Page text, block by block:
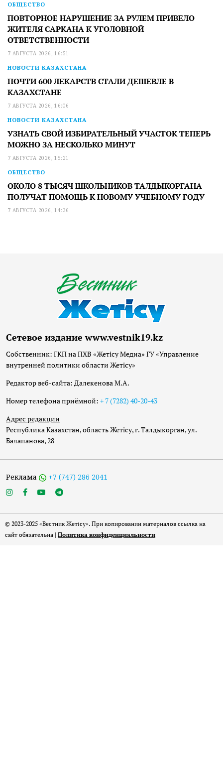
ОБЩЕСТВО
ПОВТОРНОЕ НАРУШЕНИЕ ЗА РУЛЕМ ПРИВЕЛО
ЖИТЕЛЯ САРКАНА К УГОЛОВНОЙ
ОТВЕТСТВЕННОСТИ
7 АВГУСТА 2026, 16:51
НОВОСТИ КАЗАХСТАНА
ПОЧТИ 600 ЛЕКАРСТВ СТАЛИ ДЕШЕВЛЕ В
КАЗАХСТАНЕ
7 АВГУСТА 2026, 16:06
НОВОСТИ КАЗАХСТАНА
УЗНАТЬ СВОЙ ИЗБИРАТЕЛЬНЫЙ УЧАСТОК ТЕПЕРЬ
МОЖНО ЗА НЕСКОЛЬКО МИНУТ
7 АВГУСТА 2026, 15:21
ОБЩЕСТВО
ОКОЛО 8 ТЫСЯЧ ШКОЛЬНИКОВ ТАЛДЫКОРГАНА
ПОЛУЧАТ ПОМОЩЬ К НОВОМУ УЧЕБНОМУ ГОДУ
7 АВГУСТА 2026, 14:36
Сетевое издание www.vestnik19.kz
Собственник: ГКП на ПХВ «Жетісу Медиа» ГУ «Управление
внутренней политики области Жетісу»
Редактор веб-сайта: Далекенова М.А.
Номер телефона приёмной: + 7 (7282) 40-20-43
Адрес редакции
Республика Казахстан, область Жетісу, г. Талдыкорган, ул.
Балапанова, 28
Реклама +7 (747) 286 2041
© 2023-2025 «Вестник Жетісу». При копировании материалов ссылка на
сайт обязательна | Политика конфиденциальности